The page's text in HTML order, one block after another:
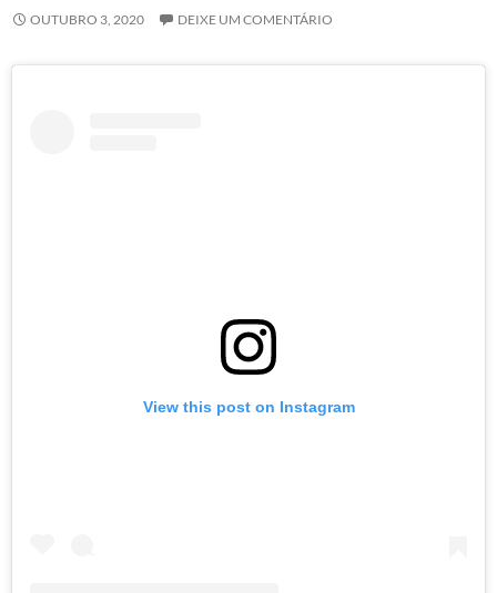
OUTUBRO 3, 2020 DEIXE UM COMENTÁRIO
View this post on Instagram